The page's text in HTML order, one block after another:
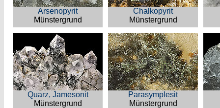
Arsenopyrit
Münstergrund
Chalkopyrit
Münstergrund
Quarz, Jamesonit
Münstergrund
Parasymplesit
Münstergrund